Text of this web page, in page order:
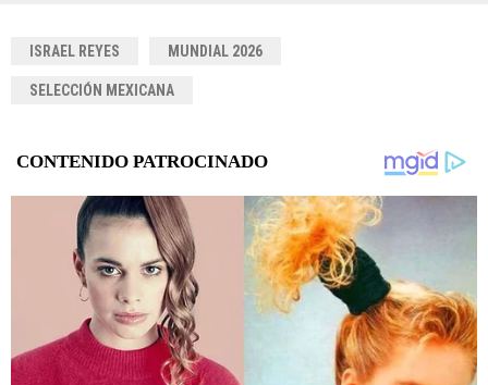
ISRAEL REYES MUNDIAL 2026
SELECCIÓN MEXICANA